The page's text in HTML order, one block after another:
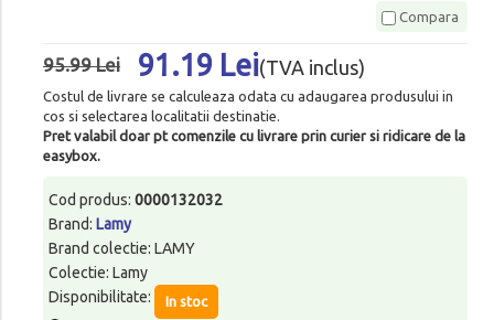
Compara
95.99 Lei 91.19 Lei(TVA inclus)
Costul de livrare se calculeaza odata cu adaugarea produsului in
cos si selectarea localitatii destinatie.
Pret valabil doar pt comenzile cu livrare prin curier si ridicare de la
easybox.
Cod produs: 0000132032
Brand: Lamy
Brand colectie: LAMY
Colectie: Lamy
Disponibilitate:
In stoc